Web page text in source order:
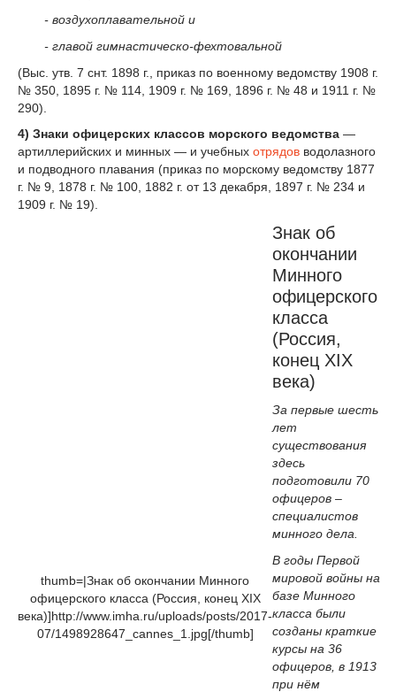
- воздухоплавательной и
- главой гимнастическо-фехтовальной
(Выс. утв. 7 снт. 1898 г., приказ по военному ведомству 1908 г.
№ 350, 1895 г. № 114, 1909 г. № 169, 1896 г. № 48 и 1911 г. №
290).
4) Знаки офицерских классов морского ведомства —
артиллерийских и минных — и учебных отрядов водолазного
и подводного плавания (приказ по морскому ведомству 1877
г. № 9, 1878 г. № 100, 1882 г. от 13 декабря, 1897 г. № 234 и
1909 г. № 19).
thumb=|Знак об окончании Минного
офицерского класса (Россия, конец XIX
века)]http://www.imha.ru/uploads/posts/2017-
07/1498928647_cannes_1.jpg[/thumb]
Знак об
окончании
Минного
офицерского
класса
(Россия,
конец XIX
века)
За первые шесть
лет
существования
здесь
подготовили 70
офицеров –
специалистов
минного дела.
В годы Первой
мировой войны на
базе Минного
класса были
созданы краткие
курсы на 36
офицеров, в 1913
при нём